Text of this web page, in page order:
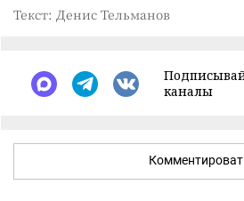
Текст: Денис Тельманов
каналы